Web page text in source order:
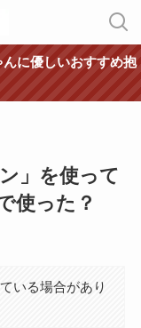
んに優しいおすすめ抱
」を使って
使った？
いる場合があり